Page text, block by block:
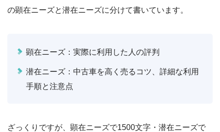
の顕在ニーズと潜在ニーズに分けて書いています。
顕在ニーズ：実際に利用した人の評判
潜在ニーズ：中古車を高く売るコツ、詳細な利用
手順と注意点
ざっくりですが、顕在ニーズで1500文字・潜在ニーズで